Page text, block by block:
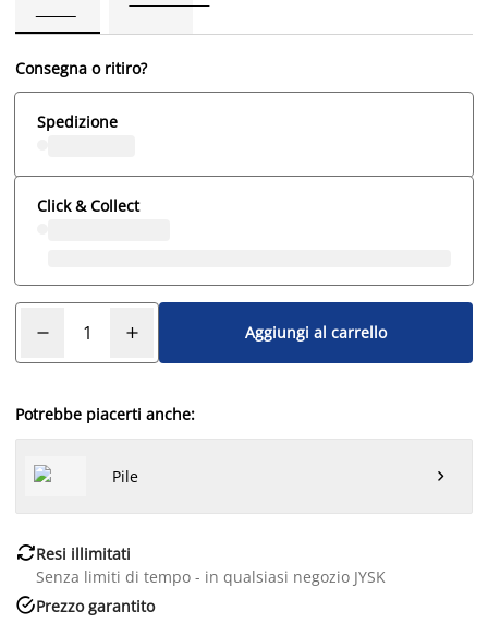
Consegna o ritiro?
Spedizione
Click & Collect
Aggiungi al carrello
Potrebbe piacerti anche:
Pile 
Resi illimitati
Senza limiti di tempo - in qualsiasi negozio JYSK
Prezzo garantito